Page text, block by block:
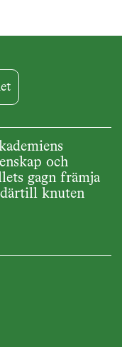
och
gagn främja
knuten